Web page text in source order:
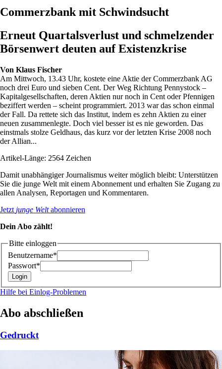
Commerzbank mit Schwindsucht
Erneut Quartalsverlust und schmelzender
Börsenwert deuten auf Existenzkrise
Von Klaus Fischer
Am Mittwoch, 13.43 Uhr, kostete eine Aktie der Commerzbank AG
noch drei Euro und sieben Cent. Der Weg Richtung Pennystock –
Kapitalgesellschaften, deren Aktien nur noch in Cent oder Pfennigen
beziffert werden – scheint programmiert. 2013 war das schon einmal
der Fall. Da rettete sich das Institut, indem es zehn Aktien zu einer
neuen zusammenlegte. Doch viel besser ist es nie geworden. Das
einstmals stolze Geldhaus, das kurz vor der letzten Krise 2008 noch
der Allian...
Artikel-Länge: 2564 Zeichen
Damit unabhängiger Journalismus weiter möglich bleibt: Unterstützen
Sie die junge Welt mit einem Abonnement und erhalten Sie Zugang zu
allen Analysen, Reportagen und Kommentaren.
Jetzt junge Weltabonnieren
Dein Abo zählt!
Bitte einloggen
Benutzername*
Passwort*
Hilfe bei Einlog-Problemen
Abo abschließen
Gedruckt